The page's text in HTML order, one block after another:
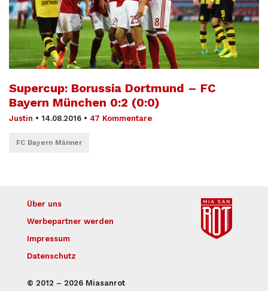
Supercup: Borussia Dortmund – FC
Bayern München 0:2 (0:0)
Justin • 14.08.2016 • 47 Kommentare
FC Bayern Männer
© 2012 – 2026 Miasanrot
Über uns
Werbepartner werden
Impressum
Datenschutz